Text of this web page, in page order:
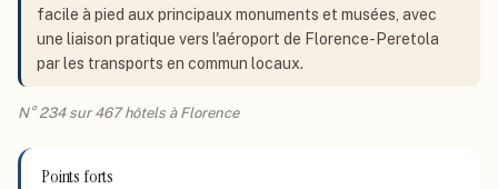
facile à pied aux principaux monuments et musées, avec
une liaison pratique vers l'aéroport de Florence-Peretola
par les transports en commun locaux.
N° 234 sur 467 hôtels à Florence
Points forts